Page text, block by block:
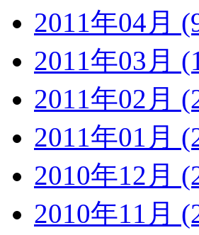
2011年04月
2011年03月
2011年02月
2011年01月
2010年12月
2010年11月